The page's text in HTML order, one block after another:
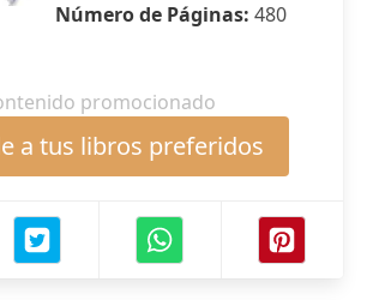
Número de Páginas: 480
promocionado
a tus libros preferidos